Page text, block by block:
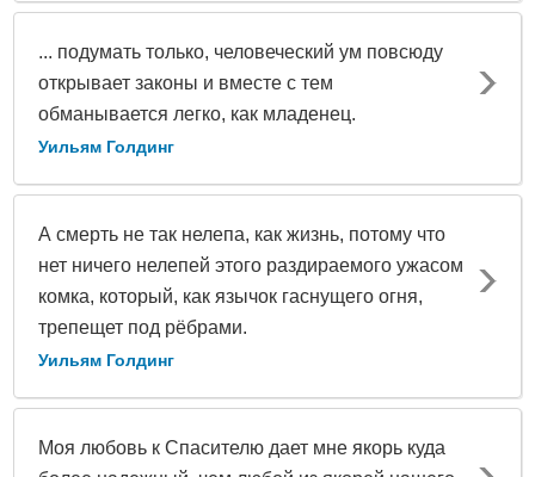
... подумать только, человеческий ум повсюду
открывает законы и вместе с тем
обманывается легко, как младенец.
Уильям Голдинг
А смерть не так нелепа, как жизнь, потому что
нет ничего нелепей этого раздираемого ужасом
комка, который, как язычок гаснущего огня,
трепещет под рёбрами.
Уильям Голдинг
Моя любовь к Спасителю дает мне якорь куда